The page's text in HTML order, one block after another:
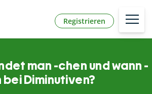
Registrieren
man -chen und wann -
bei Diminutiven?